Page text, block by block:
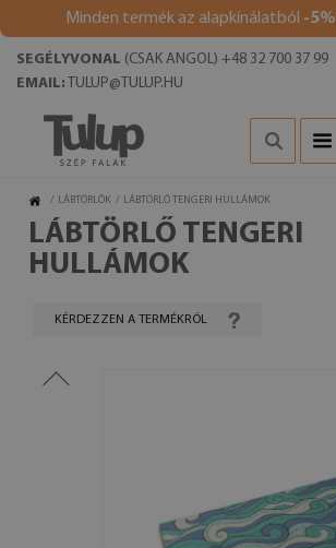
Minden termék az alapkínálatból -5%
SEGÉLYVONAL (CSAK ANGOL) +48 32 700 37 99
EMAIL: TULUP@TULUP.HU
/ LÁBTÖRLŐK / LÁBTÖRLŐ TENGERI HULLÁMOK
LÁBTÖRLŐ TENGERI
HULLÁMOK
KÉRDEZZEN A TERMÉKRŐL